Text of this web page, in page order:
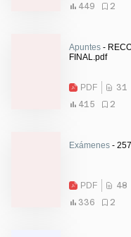
449
2
Apuntes -
FINAL.pdf
PDF
31
415
2
Exámenes -
PDF
48
336
2